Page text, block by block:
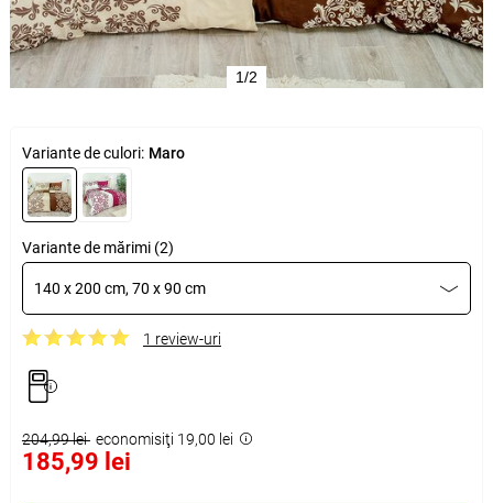
1/2
Variante de culori: Maro
Variante de mărimi (2)
140 x 200 cm, 70 x 90 cm
1 review-uri
204,99 lei economisiţi 19,00 lei
185,99 lei